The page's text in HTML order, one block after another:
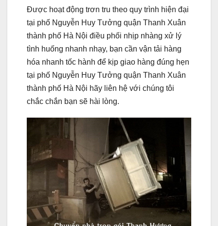
Được hoạt động trơn tru theo quy trình hiện đại
tại phố Nguyễn Huy Tưởng quận Thanh Xuân
thành phố Hà Nội điều phối nhịp nhàng xử lý
tình huống nhanh nhạy, bạn cần vận tải hàng
hóa nhanh tốc hành để kịp giao hàng đúng hẹn
tại phố Nguyễn Huy Tưởng quận Thanh Xuân
thành phố Hà Nội hãy liên hệ với chúng tôi
chắc chắn bạn sẽ hài lòng.